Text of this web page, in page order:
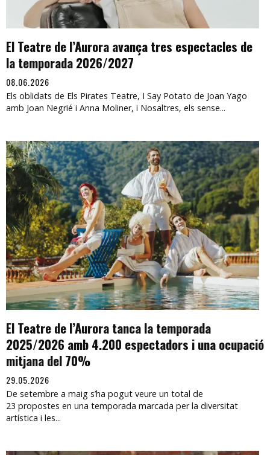
El Teatre de l’Aurora avança tres espectacles de
la temporada 2026/2027
08.06.2026
Els oblidats de Els Pirates Teatre, I Say Potato de Joan Yago
amb Joan Negrié i Anna Moliner, i Nosaltres, els sense...
El Teatre de l’Aurora tanca la temporada
2025/2026 amb 4.200 espectadors i una ocupació
mitjana del 70%
29.05.2026
De setembre a maig s’ha pogut veure un total de
23 propostes en una temporada marcada per la diversitat
artística i les...